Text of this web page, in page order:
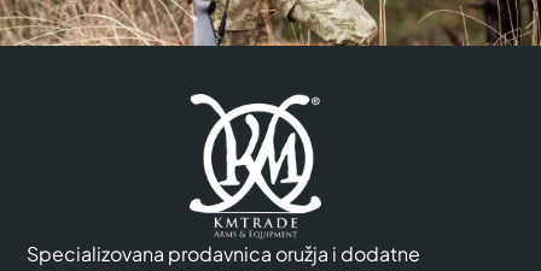
Specializovana prodavnica oružja i dodatne